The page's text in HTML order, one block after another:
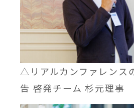
△リアルカンファレンス
告 啓発チーム 杉元理事